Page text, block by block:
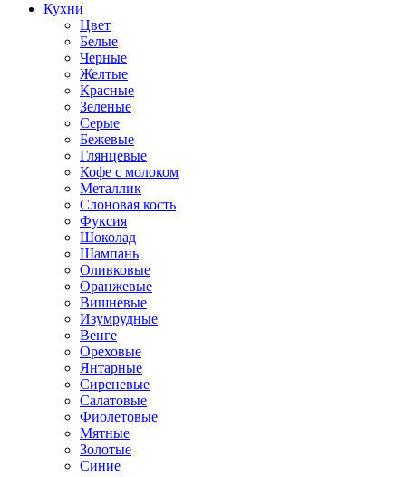
Кухни
Цвет
Белые
Черные
Желтые
Красные
Зеленые
Серые
Бежевые
Глянцевые
Кофе с молоком
Металлик
Слоновая кость
Фуксия
Шоколад
Шампань
Оливковые
Оранжевые
Вишневые
Изумрудные
Венге
Ореховые
Янтарные
Сиреневые
Салатовые
Фиолетовые
Мятные
Золотые
Синие